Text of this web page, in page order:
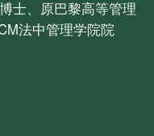
士、原巴黎高等管理
法中管理学院院